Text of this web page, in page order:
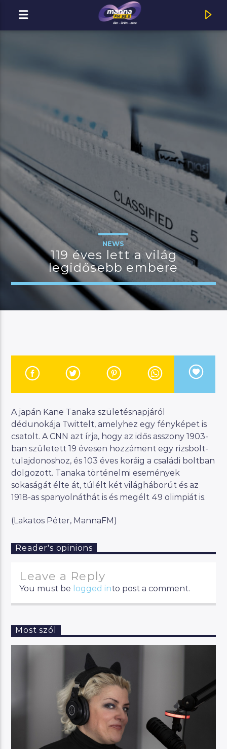
MOST ADÁSBAN
MannaFM
Paramore : Ain't it Fun
JELENLEGI MŰSOR
MANNA DÉLELŐTT
12:00
Manna FM
NEWS
119 éves lett a világ
legidősebb embere
A japán Kane Tanaka születésnapjáról
dédunokája Twittelt, amelyhez egy fényképet is
csatolt. A CNN azt írja, hogy az idős asszony 1903-
ban született 19 évesen hozzáment egy rizsbolt-
tulajdonoshoz, és 103 éves koráig a családi boltban
dolgozott. Tanaka történelmi események
sokaságát élte át, túlélt két világháborút és az
1918-as spanyolnáthát is és megélt 49 olimpiát is.
(Lakatos Péter, MannaFM)
Reader's opinions
Leave a Reply
You must be logged into post a comment.
Most szól